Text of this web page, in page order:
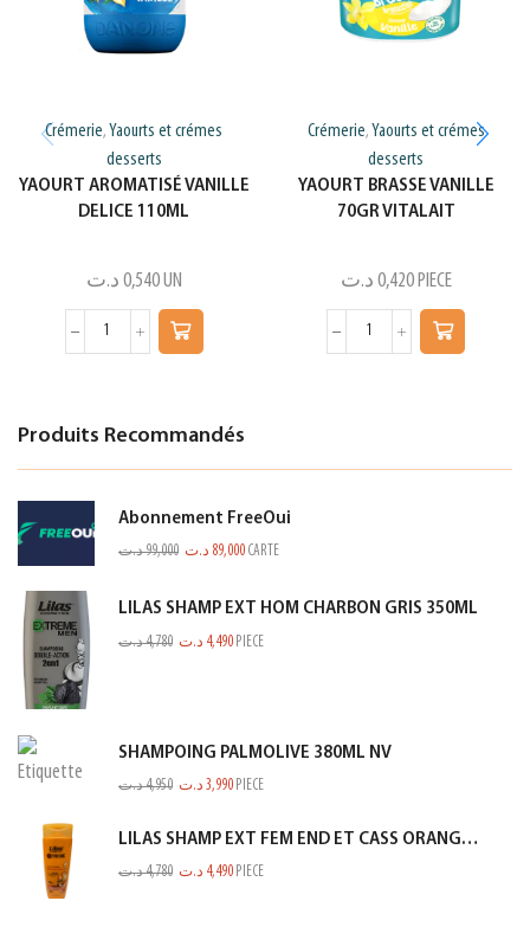
Crémerie, Yaourts et crémes
desserts
YAOURT AROMATISÉ VANILLE
DELICE 110ML
0,540 د.ت UN
Crémerie, Yaourts et crémes
desserts
YAOURT BRASSE VANILLE
70GR VITALAIT
0,420 د.ت PIECE
Produits Recommandés
Abonnement FreeOui
99,000د.ت 89,000 د.ت CARTE
LILAS SHAMP EXT HOM CHARBON GRIS 350ML
4,780د.ت 4,490 د.ت PIECE
SHAMPOING PALMOLIVE 380ML NV
4,950د.ت 3,990 د.ت PIECE
LILAS SHAMP EXT FEM END ET CASS ORANGE 350ML
4,780د.ت 4,490 د.ت PIECE